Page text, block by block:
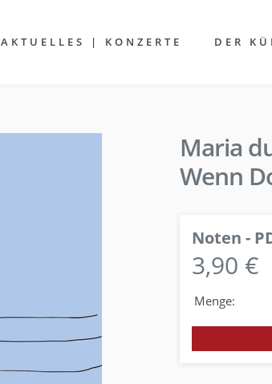
AKTUELLES | KONZERTE DER
Maria
Wenn
Noten -
3,90 €
Menge: